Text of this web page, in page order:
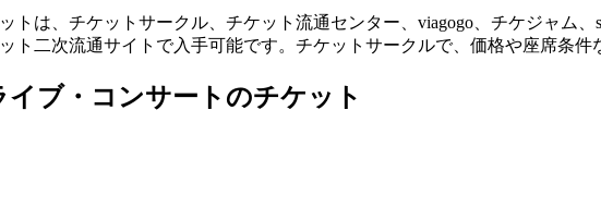
トは、チケットサークル、チケット流通センター、viagogo、チケジャム
ト二次流通サイトで入手可能です。チケットサークルで、価格や座席条
ブ・コンサートのチケット